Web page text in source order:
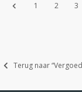
1 2 3
Terug naar